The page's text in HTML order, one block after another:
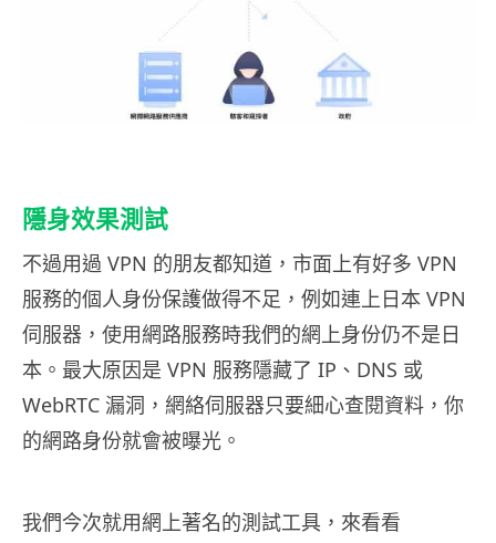
隱身效果測試
不過用過 VPN 的朋友都知道，市面上有好多 VPN
服務的個人身份保護做得不足，例如連上日本 VPN
伺服器，使用網路服務時我們的網上身份仍不是日
本。最大原因是 VPN 服務隱藏了 IP、DNS 或
WebRTC 漏洞，網絡伺服器只要細心查閱資料，你
的網路身份就會被曝光。
我們今次就用網上著名的測試工具，來看看